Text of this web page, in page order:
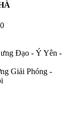
Đạo - Ý Yên -
Giải Phóng -